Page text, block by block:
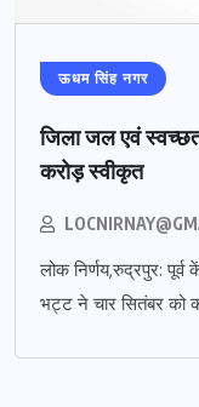
ऊधम सिंह नगर
जिला जल एवं
करोड़ स्वीकृत
लोक निर्णय,रुद्रपुर: पूर्व
भट्ट ने चार सितंबर को